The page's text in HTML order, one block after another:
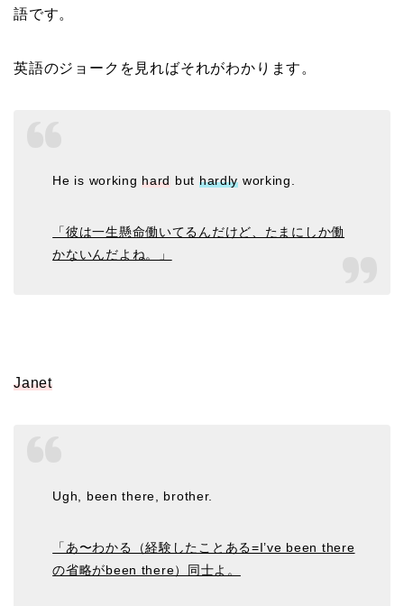
語です。
英語のジョークを見ればそれがわかります。
He is working hard but hardly working.
「彼は一生懸命働いてるんだけど、たまにしか働
かないんだよね。」
Janet
Ugh, been there, brother.
「あ〜わかる（経験したことある=I’ve been there
の省略がbeen there）同士よ。